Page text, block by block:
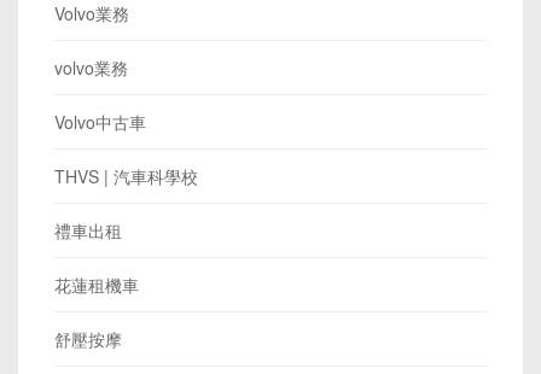
Volvo業務
volvo業務
Volvo中古車
THVS | 汽車科學校
禮車出租
花蓮租機車
舒壓按摩